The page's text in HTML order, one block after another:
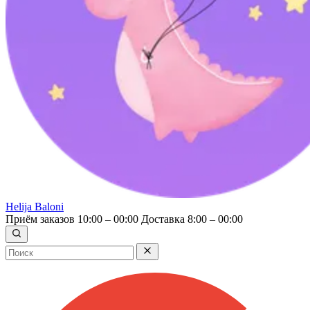
Helija Baloni
Приём заказов 10:00 – 00:00 Доставка 8:00 – 00:00